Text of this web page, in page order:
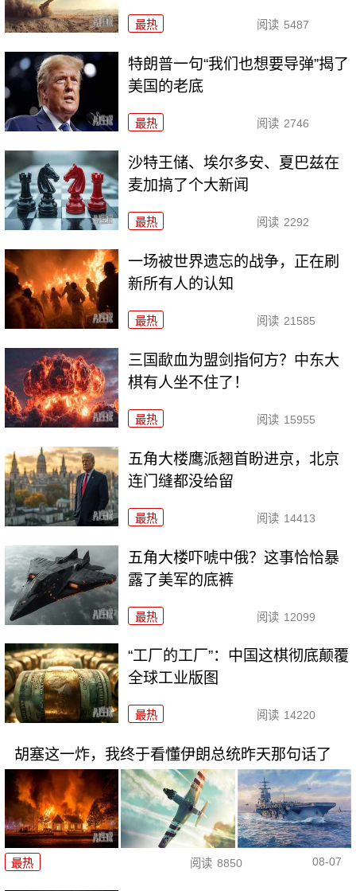
最热 阅读 5487
特朗普一句“我们也想要导弹”揭了
美国的老底
最热 阅读 2746
沙特王储、埃尔多安、夏巴兹在
麦加搞了个大新闻
最热 阅读 2292
一场被世界遗忘的战争，正在刷
新所有人的认知
最热 阅读 21585
三国歃血为盟剑指何方？中东大
棋有人坐不住了！
最热 阅读 15955
五角大楼鹰派翘首盼进京，北京
连门缝都没给留
最热 阅读 14413
五角大楼吓唬中俄？这事恰恰暴
露了美军的底裤
最热 阅读 12099
“工厂的工厂”：中国这棋彻底颠覆
全球工业版图
最热 阅读 14220
胡塞这一炸，我终于看懂伊朗总统昨天那句话了
最热 阅读 8850 08-07